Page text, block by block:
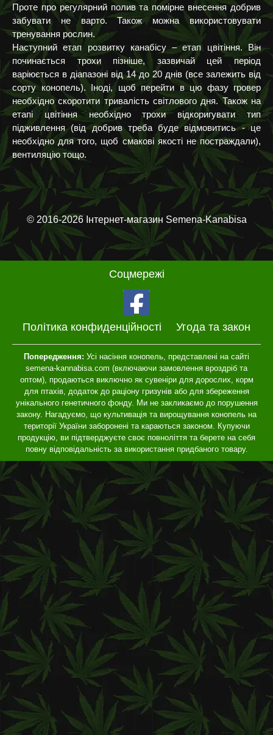
Проте про регулярний полив та помірне внесення добрив
забувати не варто. Також можна використовувати
тренування рослин.
Наступний етап розвитку канабісу – етап цвітіння. Він
починається трохи пізніше, зазвичай цей період
варіюється в діапазоні від 14 до 20 днів (все залежить від
сорту конопель). Іноді, щоб перейти в цю фазу гровер
необхідно скоротити тривалість світлового дня. Також на
етапі цвітіння необхідно трохи відкоригувати тип
підживлення (від добрив треба буде відмовитись - це
необхідно для того, щоб смакові якості не постраждали),
вентиляцію тощо.
© 2016-2026 Інтернет-магазин Semena-Kanabisa
Соцмережі
Політика конфиденційності Угода та закон
Попередження: Усі насіння конопель, представлені на сайті
semena-kannabisa.com (включаючи замовлення вроздріб та
оптом), продаються виключно як сувеніри для дорослих, корм
для птахів, додаток до раціону гризунів або для збереження
унікального генетичного фонду. Ми не закликаємо до порушення
закону. Нагадуємо, що культивація та вирощування конопель на
території України заборонені та караються законом. Купуючи
продукцію, ви підтверджуєте своє повноліття та берете на себя
повну відповідальність за використання придбаного товару.